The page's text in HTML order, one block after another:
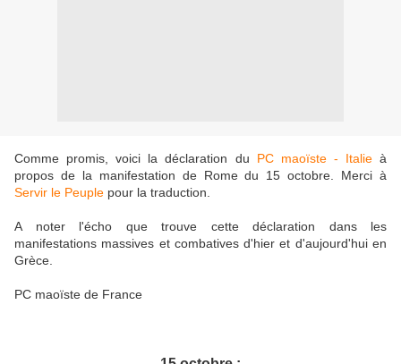
Comme promis, voici la déclaration du PC maoïste - Italieà
propos de la manifestation de Rome du 15 octobre. Merci à
Servir le Peuple pour la traduction.
A noter l'écho que trouve cette déclaration dans les
manifestations massives et combatives d'hier et d'aujourd'hui en
Grèce.
PC maoïste de France